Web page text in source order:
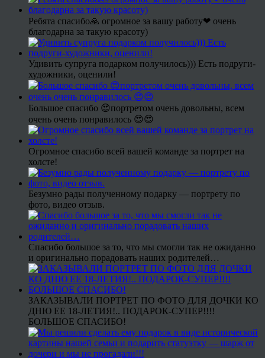
Ребята спасибо🙏 огромное за вашу работу❤ очень
благодарна за такую красоту)
Удивить супруга подарком получилось))) Есть подруги-
художники, оценили!
Большое спасибо 😍портретом очень довольны, всем
очень очень понравилось 😍😍
Огромное спасибо всей вашей команде за портрет на
холсте!
Безумно рады полученному подарку — портрету по
фото, видео отзыв.
Спасибо большое за то, что мы смогли так не ожиданно
и оригинально порадовать наших родителей…
ЗАКАЗЫВАЛИ ПОРТРЕТ ПО ФОТО ДЛЯ ДОЧКИ КО
ДНЮ ЕЕ 18-ЛЕТИЯ!.. ПОДАРОК-СУПЕР!!!!
БОЛЬШОЕ СПАСИБО!